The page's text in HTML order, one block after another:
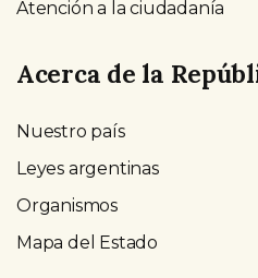
Atención a la ciudadanía
Acerca de la
Nuestro país
Leyes argentinas
Organismos
Mapa del Estado